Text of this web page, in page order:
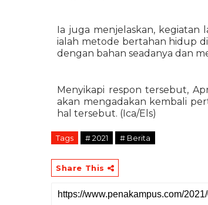
Ia juga menjelaskan,
ialah metode bertahan hidup
dengan bahan seadanya dan
Menyikapi respon tersebut,
akan mengadakan kembali
hal tersebut. (Ica/Els)
Tags # 2021 # Berita
Share This